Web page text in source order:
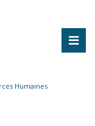
Humaines